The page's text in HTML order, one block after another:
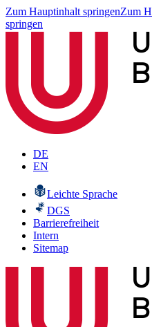
Zum Hauptinhalt springenZum
springen
DE
EN
Leichte Sprache
DGS
Barrierefreiheit
Intern
Sitemap